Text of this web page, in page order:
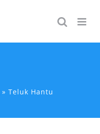
Teluk Hantu